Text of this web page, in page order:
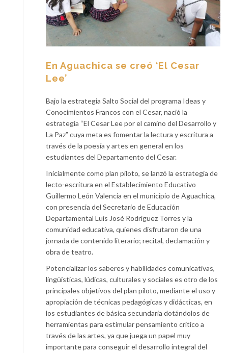
En Aguachica se creó ‘El Cesar
Lee’
Bajo la estrategia Salto Social del programa Ideas y
Conocimientos Francos con el Cesar, nació la
estrategia “El Cesar Lee por el camino del Desarrollo y
La Paz” cuya meta es fomentar la lectura y escritura a
través de la poesía y artes en general en los
estudiantes del Departamento del Cesar.
Inicialmente como plan piloto, se lanzó la estrategia de
lecto-escritura en el Establecimiento Educativo
Guillermo León Valencia en el municipio de Aguachica,
con presencia del Secretario de Educación
Departamental Luis José Rodríguez Torres y la
comunidad educativa, quienes disfrutaron de una
jornada de contenido literario; recital, declamación y
obra de teatro.
Potencializar los saberes y habilidades comunicativas,
lingüísticas, lúdicas, culturales y sociales es otro de los
principales objetivos del plan piloto, mediante el uso y
apropiación de técnicas pedagógicas y didácticas, en
los estudiantes de básica secundaria dotándolos de
herramientas para estimular pensamiento crítico a
través de las artes, ya que juega un papel muy
importante para conseguir el desarrollo integral del